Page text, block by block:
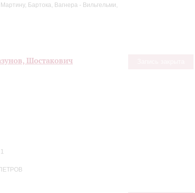
Бартока, Вагнера - Вильгельми,
Шостакович